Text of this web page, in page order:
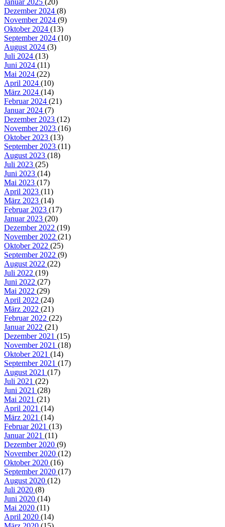
Dezember 2024 (8)
November 2024 (9)
Oktober 2024 (13)
September 2024 (10)
August 2024 (3)
Juli 2024 (13)
Juni 2024 (11)
Mai 2024 (22)
April 2024 (10)
März 2024 (14)
Februar 2024 (21)
Januar 2024 (7)
Dezember 2023 (12)
November 2023 (16)
Oktober 2023 (13)
September 2023 (11)
August 2023 (18)
Juli 2023 (25)
Juni 2023 (14)
Mai 2023 (17)
April 2023 (11)
März 2023 (14)
Februar 2023 (17)
Januar 2023 (20)
Dezember 2022 (19)
November 2022 (21)
Oktober 2022 (25)
September 2022 (9)
August 2022 (22)
Juli 2022 (19)
Juni 2022 (27)
Mai 2022 (29)
April 2022 (24)
März 2022 (21)
Februar 2022 (22)
Januar 2022 (21)
Dezember 2021 (15)
November 2021 (18)
Oktober 2021 (14)
September 2021 (17)
August 2021 (17)
Juli 2021 (22)
Juni 2021 (28)
Mai 2021 (21)
April 2021 (14)
März 2021 (14)
Februar 2021 (13)
Januar 2021 (11)
Dezember 2020 (9)
November 2020 (12)
Oktober 2020 (16)
September 2020 (17)
August 2020 (12)
Juli 2020 (8)
Juni 2020 (14)
Mai 2020 (11)
April 2020 (14)